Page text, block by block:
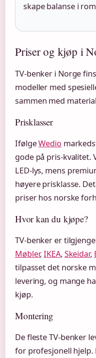
skape balanse i
Priser og kjøp i
TV-benker i Norge
modeller med
sammen med
Prisklasser
IfølgeWedio
gode på pris-kvalitet.
LED-lys, mens
høyere prisklasse.
priser hos norske
Hvor kan du kjøpe?
TV-benker er
Møbler,IKEA, Skeidar,
tilpasset det norske
levering, og mange
kjøp.
Montering
De fleste TV-benker
for profesjonell hjelp.